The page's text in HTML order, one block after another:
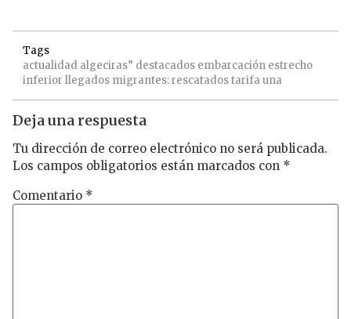
Tags
actualidad algeciras” destacados embarcación estrecho
inferior llegados migrantes:rescatadostarifa una
Deja una respuesta
Tu dirección de correo electrónico no será publicada.
Los campos obligatorios están marcados con *
Comentario *